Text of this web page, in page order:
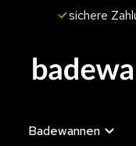
sichere
Badewannen